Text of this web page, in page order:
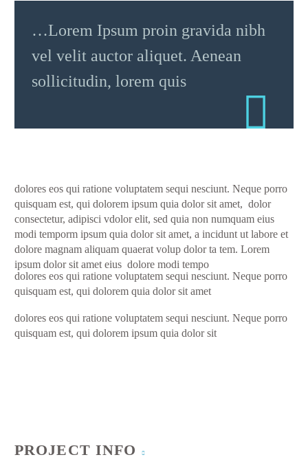
…Lorem Ipsum proin gravida nibh
vel velit auctor aliquet. Aenean
sollicitudin, lorem quis
dolores eos qui ratione voluptatem sequi nesciunt. Neque porro
quisquam est, qui dolorem ipsum quia dolor sit amet, dolor
consectetur, adipisci vdolor elit, sed quia non numquam eius
modi temporm ipsum quia dolor sit amet, a incidunt ut labore et
dolore magnam aliquam quaerat volup dolor ta tem. Lorem
ipsum dolor sit amet eius dolore modi tempo
dolores eos qui ratione voluptatem sequi nesciunt. Neque porro
quisquam est, qui dolorem quia dolor sit amet
dolores eos qui ratione voluptatem sequi nesciunt. Neque porro
quisquam est, qui dolorem ipsum quia dolor sit
PROJECT INFO